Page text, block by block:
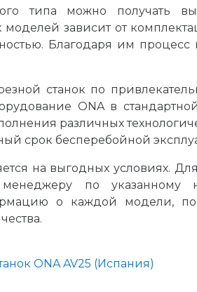
типа можно получать
зависит от
Благодаря им процесс
станок по
ONA в
различных
срок бесперебойной
на выгодных условиях.
по указанному
о каждой модели,
ONA AV25 (Испания)